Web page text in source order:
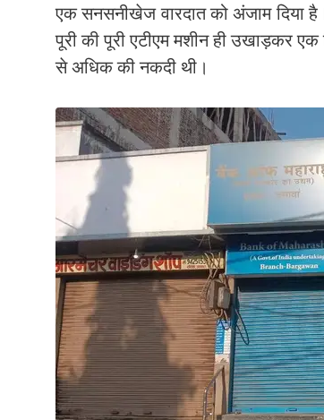
एक सनसनीखेज वारदात को अंजाम दिया
पूरी की पूरी एटीएम मशीन ही उखाड़कर
से अधिक की नकदी थी।